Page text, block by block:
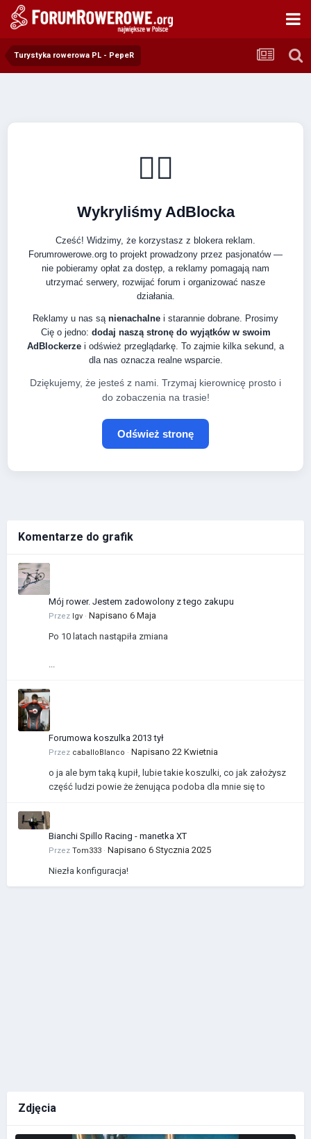
Turystyka rowerowa PL - PepeR
🚴‍♂️
Wykryliśmy AdBlocka
Cześć! Widzimy, że korzystasz z blokera reklam.
Forumrowerowe.org to projekt prowadzony przez pasjonatów —
nie pobieramy opłat za dostęp, a reklamy pomagają nam
utrzymać serwery, rozwijać forum i organizować nasze
działania.
Reklamy u nas są nienachalne i starannie dobrane. Prosimy
Cię o jedno: dodaj naszą stronę do wyjątków w swoim
AdBlockerze i odśwież przeglądarkę. To zajmie kilka sekund, a
dla nas oznacza realne wsparcie.
Dziękujemy, że jesteś z nami. Trzymaj kierownicę prosto i
do zobaczenia na trasie!
Odśwież stronę
Komentarze do grafik
Mój rower. Jestem zadowolony z tego zakupu
Przez Igv · Napisano 6 Maja
Po 10 latach nastąpiła zmiana
...
Forumowa koszulka 2013 tył
Przez caballoBlanco · Napisano 22 Kwietnia
o ja ale bym taką kupił, lubie takie koszulki, co jak założysz
część ludzi powie że żenująca podoba dla mnie się to
Bianchi Spillo Racing - manetka XT
Przez Tom333 · Napisano 6 Stycznia 2025
Niezła konfiguracja!
Zdjęcia